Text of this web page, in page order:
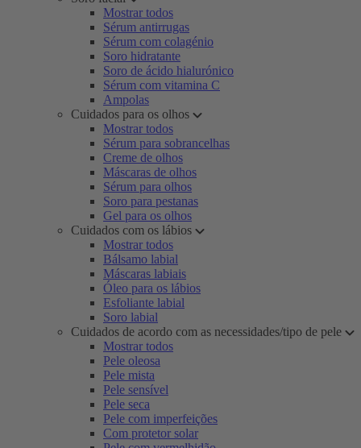
Mostrar todos
Sérum antirrugas
Sérum com colagénio
Soro hidratante
Soro de ácido hialurónico
Sérum com vitamina C
Ampolas
Cuidados para os olhos
Mostrar todos
Sérum para sobrancelhas
Creme de olhos
Máscaras de olhos
Sérum para olhos
Soro para pestanas
Gel para os olhos
Cuidados com os lábios
Mostrar todos
Bálsamo labial
Máscaras labiais
Óleo para os lábios
Esfoliante labial
Soro labial
Cuidados de acordo com as necessidades/tipo de pele
Mostrar todos
Pele oleosa
Pele mista
Pele sensível
Pele seca
Pele com imperfeições
Com protetor solar